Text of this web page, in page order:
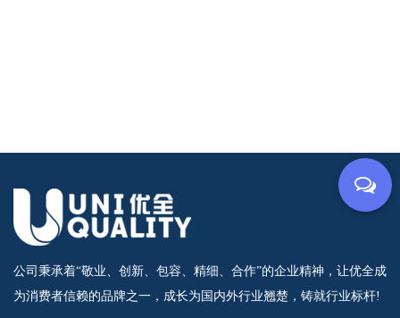
公司秉承着“敬业、创新、包容、精细、合作”的企业精神，让优全成
为消费者信赖的品牌之一，成长为国内外行业翘楚，铸就行业标杆!